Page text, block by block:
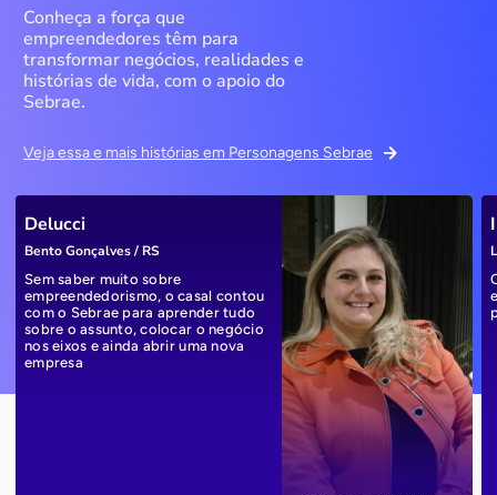
Conheça a força que
empreendedores têm para
transformar negócios, realidades e
histórias de vida, com o apoio do
Sebrae.
Veja essa e mais histórias em Personagens Sebrae
Delucci
Bento Gonçalves / RS
Sem saber muito sobre
empreendedorismo, o casal contou
com o Sebrae para aprender tudo
sobre o assunto, colocar o negócio
nos eixos e ainda abrir uma nova
empresa